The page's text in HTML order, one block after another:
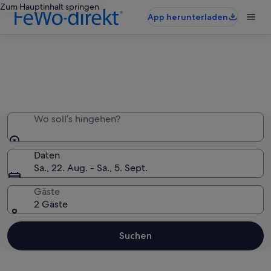
Zum Hauptinhalt springen
App herunterladen
Wo soll’s hingehen?
Daten
Sa., 22. Aug. - Sa., 5. Sept.
Gäste
2 Gäste
Suchen